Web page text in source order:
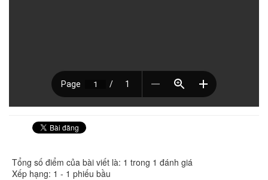
Tổng số điểm của bài viết là: 1 trong 1 đánh giá
Xếp hạng: 1 - 1 phiếu bầu